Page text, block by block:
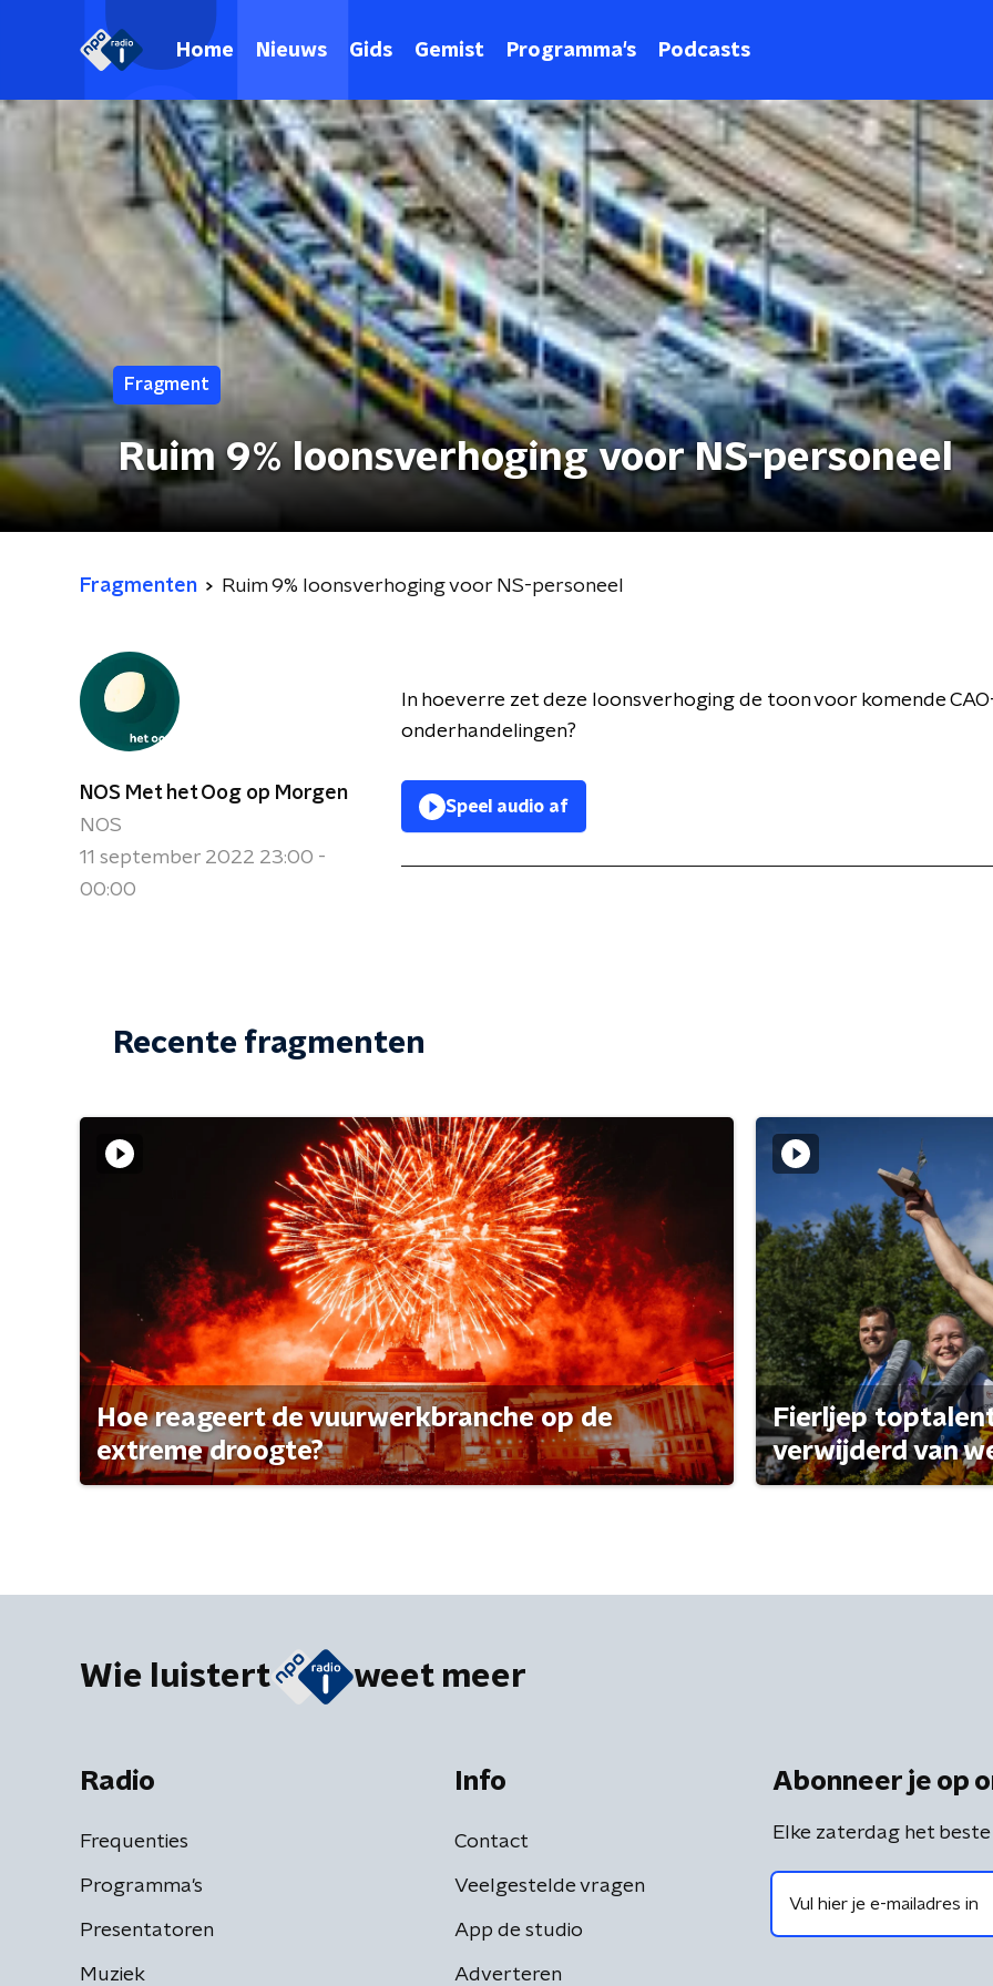
Home Nieuws Gids Gemist Programma's Podcasts
Fragment
Ruim 9% loonsverhoging voor NS-personeel
Fragmenten Ruim 9% loonsverhoging voor NS-personeel
NOS Met het Oog op Morgen
NOS
11 september 2022 23:00 -
00:00
In hoeverre zet deze loonsverhoging de toon voor komende
onderhandelingen?
Speel audio af
Recente fragmenten
Hoe reageert de vuurwerkbranche op de
extreme droogte?
Fierljep
verwijderd van
Wie luistert weet meer
Radio
Frequenties
Programma's
Presentatoren
Muziek
Info
Contact
Veelgestelde vragen
App de studio
Adverteren
Abonneer je op
Elke zaterdag het beste